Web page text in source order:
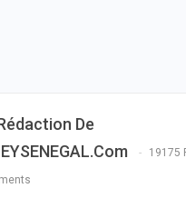
De
19175